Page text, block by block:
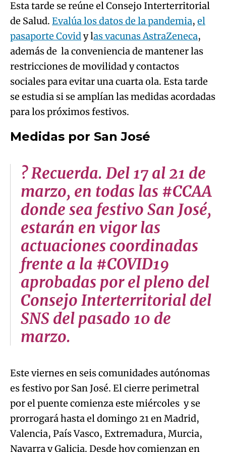
Esta tarde se reúne el Consejo Interterritorial
de Salud. Evalúa los datos de la pandemia, el
pasaporte Covidy las vacunas AstraZeneca,
además de la conveniencia de mantener las
restricciones de movilidad y contactos
sociales para evitar una cuarta ola. Esta tarde
se estudia si se amplían las medidas acordadas
para los próximos festivos.
Medidas por San José
? Recuerda. Del 17 al 21 de
marzo, en todas las #CCAA
donde sea festivo San José,
estarán en vigor las
actuaciones coordinadas
frente a la #COVID19
aprobadas por el pleno del
Consejo Interterritorial del
SNS del pasado 10 de
marzo.
Este viernes en seis comunidades autónomas
es festivo por San José. El cierre perimetral
por el puente comienza este miércoles y se
prorrogará hasta el domingo 21 en Madrid,
Valencia, País Vasco, Extremadura, Murcia,
Navarra y Galicia. Desde hoy comienzan en